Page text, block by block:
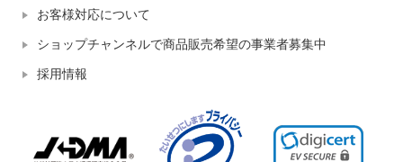
お客様対応について
ショップチャンネルで商品販売希望の事業者募集中
採用情報